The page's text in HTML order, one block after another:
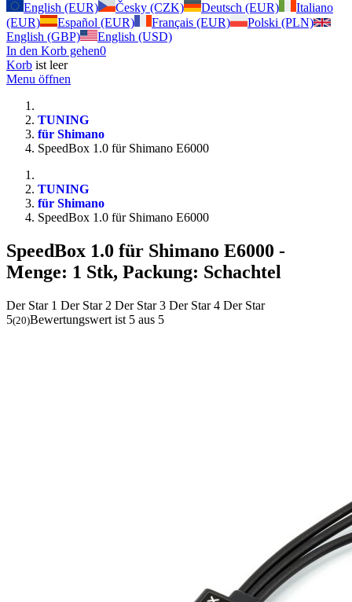
English (EUR)
Česky (CZK) Deutsch (EUR)
Italiano
(EUR)
Español (EUR) Français (EUR)
Polski (PLN)
English (GBP)
English (USD)
In den Korb gehen0
Korb ist leer
Menu öffnen
TUNING
für Shimano
SpeedBox 1.0 für Shimano E6000
TUNING
für Shimano
SpeedBox 1.0 für Shimano E6000
SpeedBox 1.0 für Shimano E6000 -
Menge: 1 Stk, Packung: Schachtel
Der Star 1 Der Star 2 Der Star 3 Der Star 4 Der Star
5(20)Bewertungswert ist 5 aus 5